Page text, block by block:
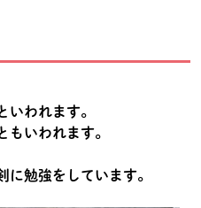
いわれます。
もいわれます。
に勉強をしています。